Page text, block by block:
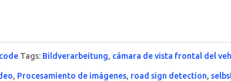
Tags: Bildverarbeitung, cámara de vista frontal del
, Procesamiento de imágenes, road sign detection,